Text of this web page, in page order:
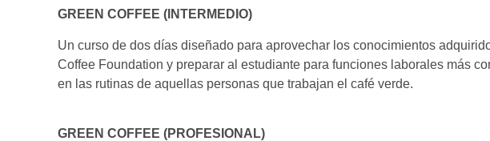
GREEN COFFEE (INTERMEDIO)
Un curso de dos días diseñado para aprovechar los conocimientos
Coffee Foundation y preparar al estudiante para funciones laborales más
en las rutinas de aquellas personas que trabajan el café verde.
GREEN COFFEE (PROFESIONAL)